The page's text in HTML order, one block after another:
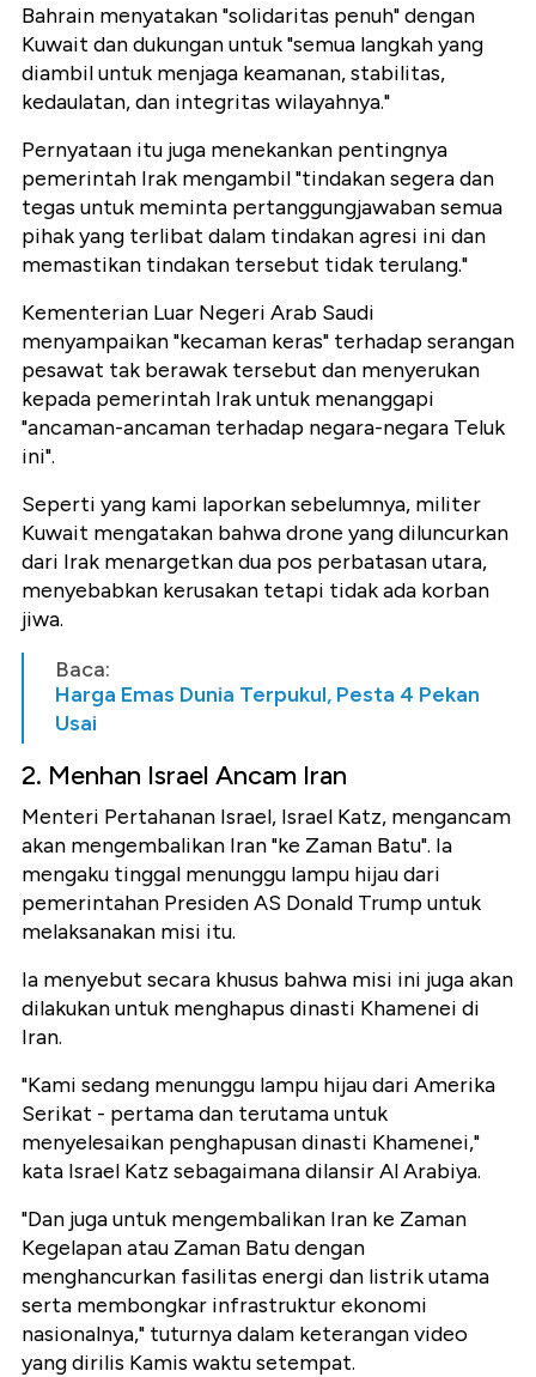
Bahrain menyatakan "solidaritas penuh" dengan
Kuwait dan dukungan untuk "semua langkah yang
diambil untuk menjaga keamanan, stabilitas,
kedaulatan, dan integritas wilayahnya."
Pernyataan itu juga menekankan pentingnya
pemerintah Irak mengambil "tindakan segera dan
tegas untuk meminta pertanggungjawaban semua
pihak yang terlibat dalam tindakan agresi ini dan
memastikan tindakan tersebut tidak terulang."
Kementerian Luar Negeri Arab Saudi
menyampaikan "kecaman keras" terhadap serangan
pesawat tak berawak tersebut dan menyerukan
kepada pemerintah Irak untuk menanggapi
"ancaman-ancaman terhadap negara-negara Teluk
ini".
Seperti yang kami laporkan sebelumnya, militer
Kuwait mengatakan bahwa drone yang diluncurkan
dari Irak menargetkan dua pos perbatasan utara,
menyebabkan kerusakan tetapi tidak ada korban
jiwa.
Baca:
Harga Emas Dunia Terpukul, Pesta 4 Pekan
Usai
2. Menhan Israel Ancam Iran
Menteri Pertahanan Israel, Israel Katz, mengancam
akan mengembalikan Iran "ke Zaman Batu". Ia
mengaku tinggal menunggu lampu hijau dari
pemerintahan Presiden AS Donald Trump untuk
melaksanakan misi itu.
Ia menyebut secara khusus bahwa misi ini juga akan
dilakukan untuk menghapus dinasti Khamenei di
Iran.
"Kami sedang menunggu lampu hijau dari Amerika
Serikat - pertama dan terutama untuk
menyelesaikan penghapusan dinasti Khamenei,"
kata Israel Katz sebagaimana dilansir Al Arabiya.
"Dan juga untuk mengembalikan Iran ke Zaman
Kegelapan atau Zaman Batu dengan
menghancurkan fasilitas energi dan listrik utama
serta membongkar infrastruktur ekonomi
nasionalnya," tuturnya dalam keterangan video
yang dirilis Kamis waktu setempat.